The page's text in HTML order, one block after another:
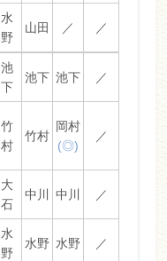
水
野
山田 ／ ／
池
下
池下 池下 ／
竹
村
竹村
岡村
(◎)
／
大
石
中川 中川 ／
水
野
水野 水野 ／